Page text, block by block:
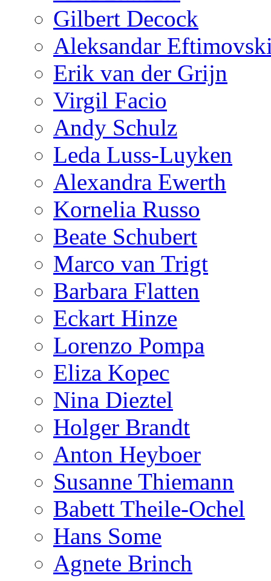
Gilbert Decock
Aleksandar
Erik van der Grijn
Virgil Facio
Andy Schulz
Leda Luss-Luyken
Alexandra Ewerth
Kornelia Russo
Beate Schubert
Marco van Trigt
Barbara Flatten
Eckart Hinze
Lorenzo Pompa
Eliza Kopec
Nina Dieztel
Holger Brandt
Anton Heyboer
Susanne Thiemann
Babett Theile-Ochel
Hans Some
Agnete Brinch